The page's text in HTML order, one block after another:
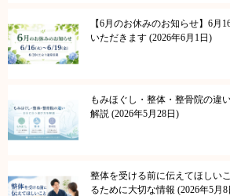
【6月のお休みのお知らせ】6月
いただきます 2026年6月1日
もみほぐし・整体・整骨院の違
解説 2026年5月28日
整体を受ける前に伝えてほしい
るために大切な情報 2026年5月8